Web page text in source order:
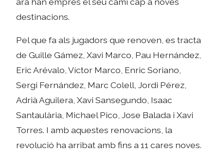
destinacions.
Pel que fa als jugadors que renoven, es tracta
de Guille Gámez, Xavi Marco, Pau Hernández,
Eric Arévalo, Víctor Marco, Enric Soriano,
Sergi Fernández, Marc Colell, Jordi Pérez,
Adrià Aguilera, Xavi Sansegundo, Isaac
Santaulària, Michael Pico, Jose Balada i Xavi
Torres. I amb aquestes renovacions, la
revolució ha arribat amb fins a 11 cares noves.